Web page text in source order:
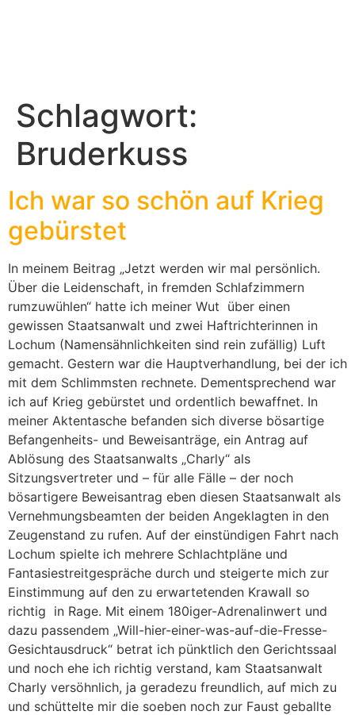
Schlagwort:
Bruderkuss
Ich war so schön auf Krieg
gebürstet
In meinem Beitrag „Jetzt werden wir mal persönlich.
Über die Leidenschaft, in fremden Schlafzimmern
rumzuwühlen“ hatte ich meiner Wut über einen
gewissen Staatsanwalt und zwei Haftrichterinnen in
Lochum (Namensähnlichkeiten sind rein zufällig) Luft
gemacht. Gestern war die Hauptverhandlung, bei der ich
mit dem Schlimmsten rechnete. Dementsprechend war
ich auf Krieg gebürstet und ordentlich bewaffnet. In
meiner Aktentasche befanden sich diverse bösartige
Befangenheits- und Beweisanträge, ein Antrag auf
Ablösung des Staatsanwalts „Charly“ als
Sitzungsvertreter und – für alle Fälle – der noch
bösartigere Beweisantrag eben diesen Staatsanwalt als
Vernehmungsbeamten der beiden Angeklagten in den
Zeugenstand zu rufen. Auf der einstündigen Fahrt nach
Lochum spielte ich mehrere Schlachtpläne und
Fantasiestreitgespräche durch und steigerte mich zur
Einstimmung auf den zu erwartetenden Krawall so
richtig in Rage. Mit einem 180iger-Adrenalinwert und
dazu passendem „Will-hier-einer-was-auf-die-Fresse-
Gesichtausdruck“ betrat ich pünktlich den Gerichtssaal
und noch ehe ich richtig verstand, kam Staatsanwalt
Charly versöhnlich, ja geradezu freundlich, auf mich zu
und schüttelte mir die soeben noch zur Faust geballte